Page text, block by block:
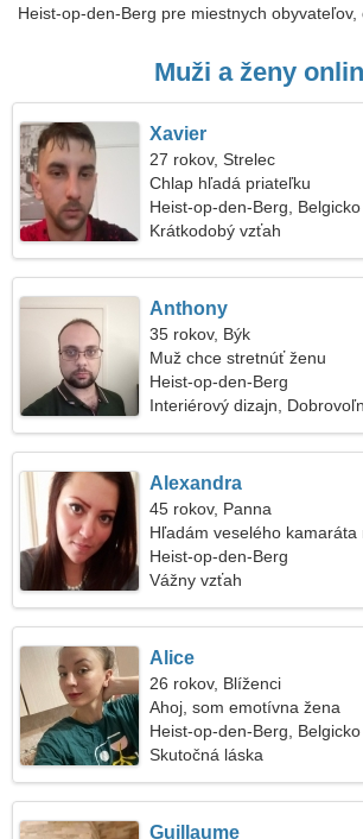
Heist-op-den-Berg pre miestnych obyvateľov,
Muži a ženy
Xavier
27 rokov, Strelec
Chlap hľadá priateľku
Heist-op-den-Berg, Belgicko
Krátkodobý vzťah
Anthony
35 rokov, Býk
Muž chce stretnúť ženu
Heist-op-den-Berg
Interiérový dizajn,
Alexandra
45 rokov, Panna
Hľadám veselého kamaráta
Heist-op-den-Berg
Vážny vzťah
Alice
26 rokov, Blíženci
Ahoj, som emotívna žena
Heist-op-den-Berg, Belgicko
Skutočná láska
Guillaume